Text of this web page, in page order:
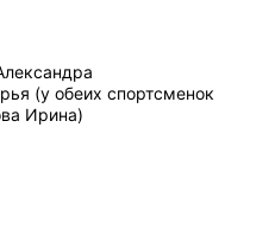
(у обеих спортсменок
Ирина)